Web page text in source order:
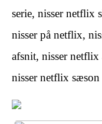
serie, nisser netflix
nisser på netflix,
afsnit, nisser netflix
nisser netflix sæson